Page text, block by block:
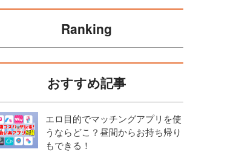
Ranking
おすすめ記事
エロ目的でマッチングアプリを使
うならどこ？昼間からお持ち帰り
もできる！